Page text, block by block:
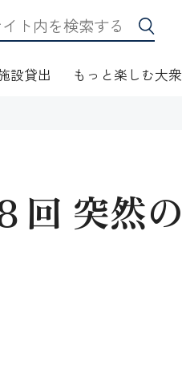
座席表
設貸出 もっと楽しむ大
にぎわい座芸
回 突然